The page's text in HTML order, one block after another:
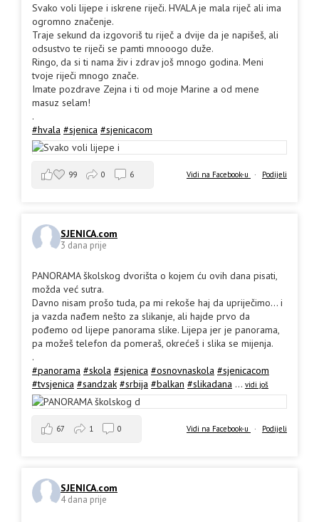
Svako voli lijepe i iskrene riječi. HVALA je mala riječ ali ima
ogromno značenje.
Traje sekund da izgovoriš tu riječ a dvije da je napišeš, ali
odsustvo te riječi se pamti mnooogo duže.
Ringo, da si ti nama živ i zdrav još mnogo godina. Meni
tvoje riječi mnogo znače.
Imate pozdrave Zejna i ti od moje Marine a od mene
masuz selam!
.
#hvala #sjenica #sjenicacom
Vidi na Facebook-u · Podijeli
99 0 6
SJENICA.com
3 dana prije
PANORAMA školskog dvorišta o kojem ću ovih dana pisati,
možda već sutra.
Davno nisam prošo tuda, pa mi rekoše haj da upriječimo... i
ja vazda nađem nešto za slikanje, ali hajde prvo da
pođemo od lijepe panorama slike. Lijepa jer je panorama,
pa možeš telefon da pomeraš, okrećeš i slika se mijenja.
.
#panorama #skola #sjenica #osnovnaskola #sjenicacom
#tvsjenica #sandzak #srbija #balkan #slikadana ... vidi još
Vidi na Facebook-u · Podijeli
67 1 0
SJENICA.com
4 dana prije